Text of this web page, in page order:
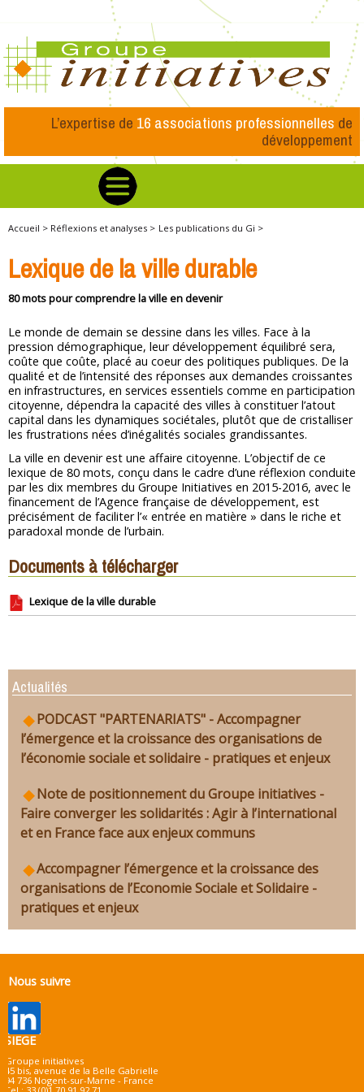
L’expertise de 16 associations professionnelles de
développement
Accueil > Réflexions et analyses > Les publications du Gi >
Lexique de la ville durable
80 mots pour comprendre la ville en devenir
Le monde de demain se dessine dans les villes. Face à la
pression démographique, leur développement équilibré sera,
coûte que coûte, placé au coeur des politiques publiques. De la
qualité et de l’intensité des réponses aux demandes croissantes
en infrastructures, en services essentiels comme en participation
citoyenne, dépendra la capacité des villes à constituer l’atout
capital dans les dynamiques sociétales, plutôt que de cristalliser
les frustrations nées d’inégalités sociales grandissantes.
La ville en devenir est une affaire citoyenne. L’objectif de ce
lexique de 80 mots, conçu dans le cadre d’une réflexion conduite
par les dix membres du Groupe Initiatives en 2015-2016, avec le
financement de l’Agence française de développement, est
précisément de faciliter l’« entrée en matière » dans le riche et
paradoxal monde de l’urbain.
Documents à télécharger
Lexique de la ville durable
Actualités
PODCAST "PARTENARIATS" - Accompagner
l’émergence et la croissance des organisations de
l’économie sociale et solidaire - pratiques et enjeux
Note de positionnement du Groupe initiatives -
Faire converger les solidarités : Agir à l’international
et en France face aux enjeux communs
Accompagner l’émergence et la croissance des
organisations de l’Economie Sociale et Solidaire -
pratiques et enjeux
Nous suivre
SIEGE
Groupe initiatives
45 bis, avenue de la Belle Gabrielle
94 736 Nogent-sur-Marne - France